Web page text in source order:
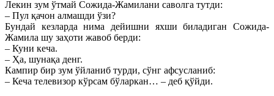
Лекин зум ўтмай Сожида-Жамилани саволга тутди:
– Пул қачон алмашди ўзи?
Бундай кезларда нима дейишни яхши биладиган Сожида-
Жамила шу заҳоти жавоб берди:
– Куни кеча.
– Ҳа, шунақа денг.
Кампир бир зум ўйланиб турди, сўнг афсусланиб:
– Кеча телевизор кўрсам бўларкан… – деб қўйди.